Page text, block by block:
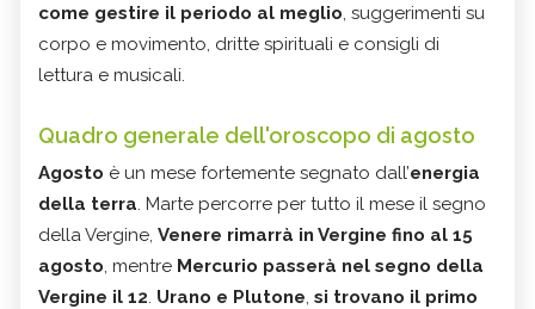
come gestire il periodo al meglio, suggerimenti su
corpo e movimento, dritte spirituali e consigli di
lettura e musicali.
Quadro generale dell'oroscopo di agosto
Agosto è un mese fortemente segnato dall’energia
della terra. Marte percorre per tutto il mese il segno
della Vergine, Venere rimarrà in Vergine fino al 15
agosto, mentre Mercurio passerà nel segno della
Vergine il 12. Urano e Plutone, si trovano il primo